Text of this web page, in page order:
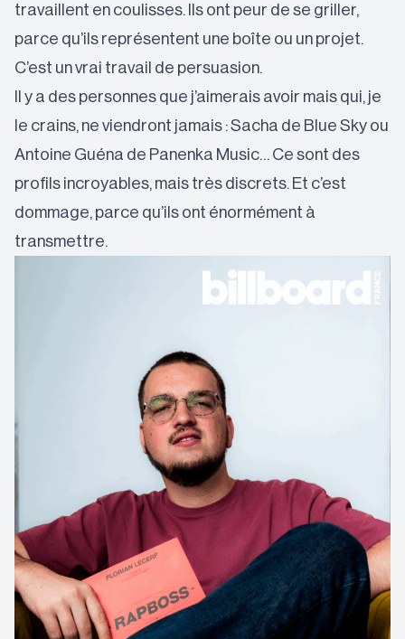
travaillent en coulisses. Ils ont peur de se griller,
parce qu’ils représentent une boîte ou un projet.
C’est un vrai travail de persuasion.
Il y a des personnes que j’aimerais avoir mais qui, je
le crains, ne viendront jamais : Sacha de Blue Sky ou
Antoine Guéna de Panenka Music… Ce sont des
profils incroyables, mais très discrets. Et c’est
dommage, parce qu’ils ont énormément à
transmettre.